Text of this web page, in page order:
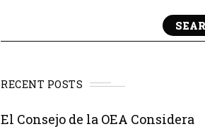
RECENT POSTS
El Consejo de la OEA Considera